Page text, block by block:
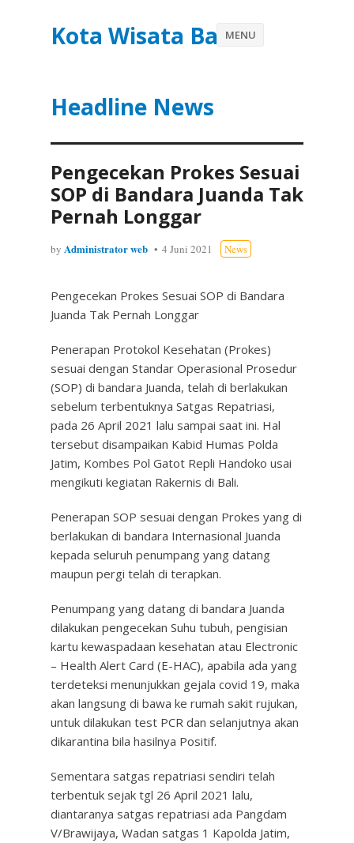
Kota Wisata Batu
Headline News
MENU
Pengecekan Prokes Sesuai
SOP di Bandara Juanda Tak
Pernah Longgar
by Administrator web 4 Juni 2021 News
Pengecekan Prokes Sesuai SOP di Bandara
Juanda Tak Pernah Longgar
Penerapan Protokol Kesehatan (Prokes)
sesuai dengan Standar Operasional Prosedur
(SOP) di bandara Juanda, telah di berlakukan
sebelum terbentuknya Satgas Repatriasi,
pada 26 April 2021 lalu sampai saat ini. Hal
tersebut disampaikan Kabid Humas Polda
Jatim, Kombes Pol Gatot Repli Handoko usai
mengikuti kegiatan Rakernis di Bali.
Penerapan SOP sesuai dengan Prokes yang di
berlakukan di bandara Internasional Juanda
kepada seluruh penumpang yang datang
maupun pergi telah di terapkan.
Penumpang yang datang di bandara Juanda
dilakukan pengecekan Suhu tubuh, pengisian
kartu kewaspadaan kesehatan atau Electronic
– Health Alert Card (E-HAC), apabila ada yang
terdeteksi menunjukkan gejala covid 19, maka
akan langsung di bawa ke rumah sakit rujukan,
untuk dilakukan test PCR dan selanjutnya akan
dikarantina bila hasilnya Positif.
Sementara satgas repatriasi sendiri telah
terbentuk sejak tgl 26 April 2021 lalu,
diantaranya satgas repatriasi ada Pangdam
V/Brawijaya, Wadan satgas 1 Kapolda Jatim,